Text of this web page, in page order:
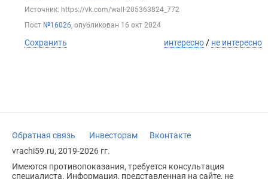
Источник: https://vk.com/wall-205363824_772
Пост №16026, опубликован 16 окт 2024
Сохранить интересно / не интересно
Обратная связь Инвесторам
Вконтакте
vrachi59.ru, 2019-2026 гг.
Имеются противопоказания, требуется консультация
специалиста. Информация, представленная на сайте, не